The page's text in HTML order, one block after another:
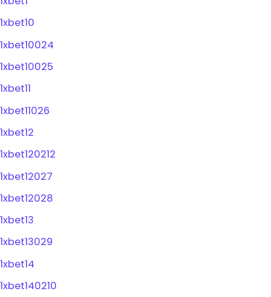
1xbet10
1xbet10024
1xbet10025
1xbet11
1xbet11026
1xbet12
1xbet120212
1xbet12027
1xbet12028
1xbet13
1xbet13029
1xbet14
1xbet140210